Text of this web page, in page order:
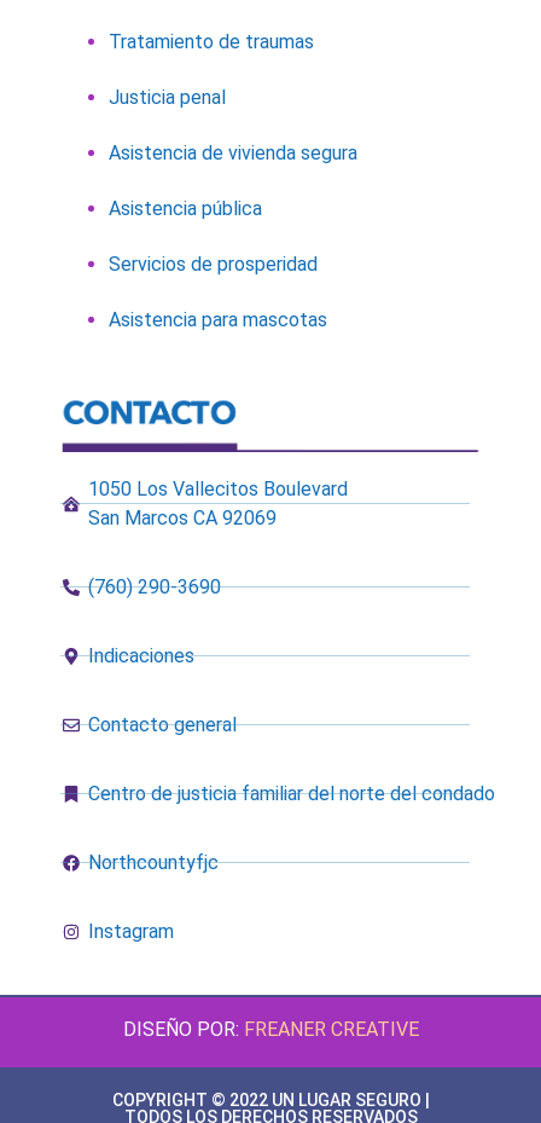
Tratamiento de traumas
Justicia penal
Asistencia de vivienda segura
Asistencia pública
Servicios de prosperidad
Asistencia para mascotas
1050 Los Vallecitos Boulevard
San Marcos CA 92069
(760) 290-3690
Indicaciones
Contacto general
Centro de justicia familiar del norte del condado
Northcountyfjc
Instagram
DISEÑO POR: FREANER CREATIVE
COPYRIGHT © 2022 UN LUGAR SEGURO |
TODOS LOS DERECHOS RESERVADOS